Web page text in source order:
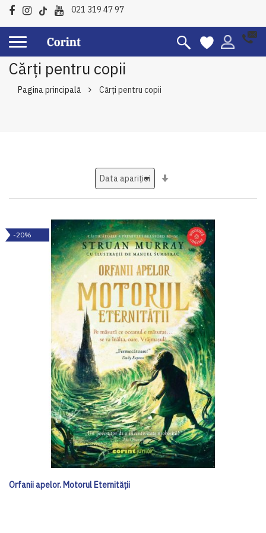
021 319 47 97
Cărți pentru copii
Pagina principală Cărți pentru copii
-20%
Orfanii apelor. Motorul Eternității